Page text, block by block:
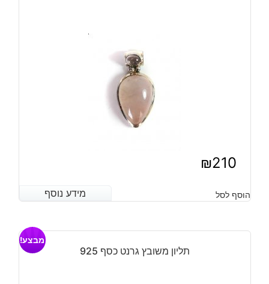
₪210
מידע נוסף הוסף לסל מידע נוסף
תליון משובץ גרנט כסף 925
מבצע!